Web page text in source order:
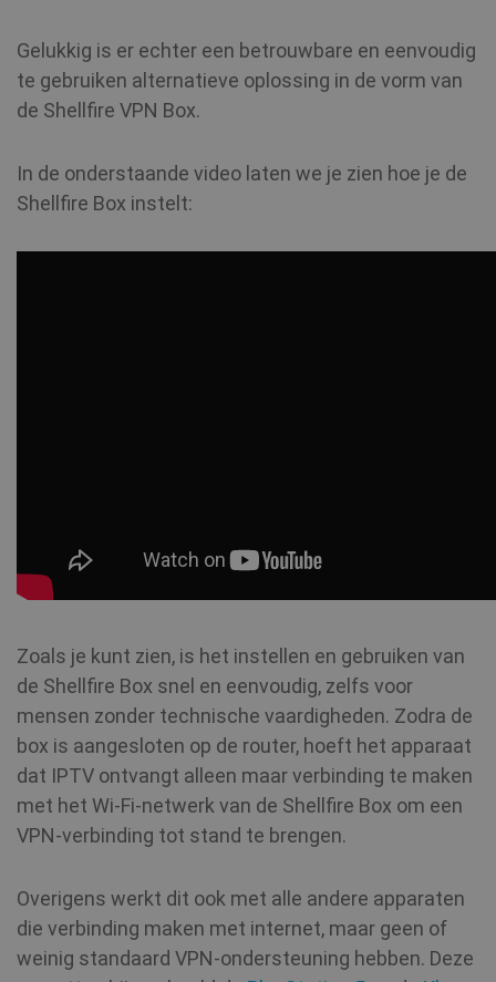
Gelukkig is er echter een betrouwbare en eenvoudig
te gebruiken alternatieve oplossing in de vorm van
de Shellfire VPN Box.
In de onderstaande video laten we je zien hoe je de
Shellfire Box instelt:
Zoals je kunt zien, is het instellen en gebruiken van
de Shellfire Box snel en eenvoudig, zelfs voor
mensen zonder technische vaardigheden. Zodra de
box is aangesloten op de router, hoeft het apparaat
dat IPTV ontvangt alleen maar verbinding te maken
met het Wi-Fi-netwerk van de Shellfire Box om een
VPN-verbinding tot stand te brengen.
Overigens werkt dit ook met alle andere apparaten
die verbinding maken met internet, maar geen of
weinig standaard VPN-ondersteuning hebben. Deze